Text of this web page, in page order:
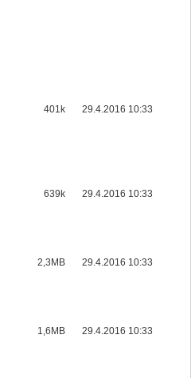
401k 29.4.2016 10:33
639k 29.4.2016 10:33
2,3MB 29.4.2016 10:33
1,6MB 29.4.2016 10:33